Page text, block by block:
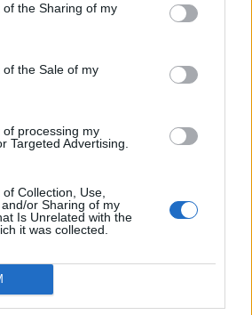
the Sharing of my
the Sale of my
processing my
Targeted Advertising.
Collection, Use,
or Sharing of my
Is Unrelated with the
it was collected.
működik az egyszerű
kiirthatod a lakásból a
Lehet, hogy molylepkék
van dolgunk, és hogyan